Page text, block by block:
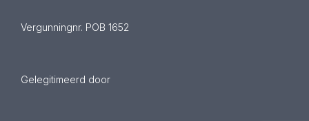
Vergunningnr. POB 1652
Gelegitimeerd door